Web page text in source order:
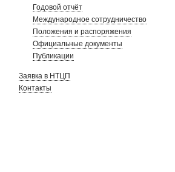
Годовой отчёт
Международное сотрудничество
Положения и распоряжения
Официальные документы
Публикации
Заявка в НТЦП
Контакты